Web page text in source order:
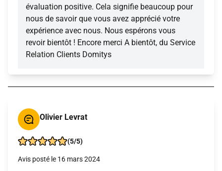
évaluation positive. Cela signifie beaucoup pour
nous de savoir que vous avez apprécié votre
expérience avec nous. Nous espérons vous
revoir bientôt ! Encore merci A bientôt, du Service
Relation Clients Domitys
Olivier Levrat
(5/5)
Avis posté le 16 mars 2024